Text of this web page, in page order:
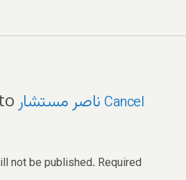
ناصر مستشار Cancel
not be published. Required